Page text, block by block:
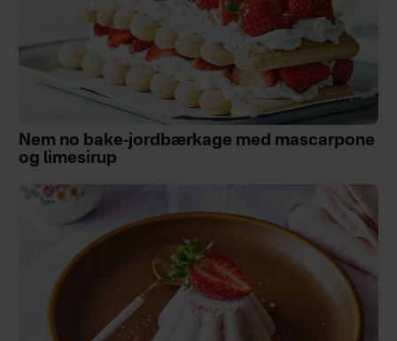
Nem no bake-jordbærkage med mascarpone
og limesirup